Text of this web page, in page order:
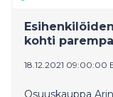
kohti
18.12.2021 09:00:00
Osuuskauppa